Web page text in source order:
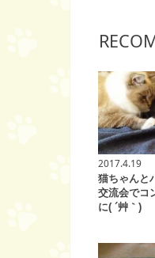
2017.4.19
猫ちゃんと
交流会でコ
に( ´艸｀)